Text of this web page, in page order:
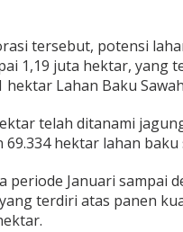
tersebut, potensi
1,19 juta hektar, yang
Lahan Baku
telah ditanami
hektar lahan baku
periode Januari sampai
terdiri atas panen